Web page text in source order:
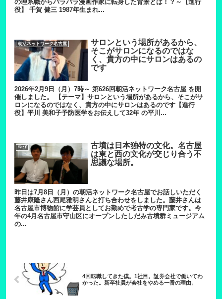
の理系職からパラパラ漫画作家に転身した背景とは！？～【進行
役】 千賀 健三 1987年生まれ...
朝活ネットワーク名古屋
サロンという場所があるから、
そこがサロンになるのではな
く、貴方の中にサロンはあるの
です
2026年2月9日（月）7時～ 第626回朝活ネットワーク名古屋 を開
催しました。 【テーマ】サロンという場所があるから、そこがサ
ロンになるのではなく、貴方の中にサロンはあるのです【進行
役】平川 美和子予防医学をお伝えして32年 の平川...
学び
古墳は日本独特の文化。名古屋
は東と西の文化が交じり合う不
思議な場所。
昨日は7月8日（月）の朝活ネットワーク名古屋でお話しいただく
藤井康隆さん西尾雅明さんと打ち合わせをしました。藤井さんは
名古屋市博物館に学芸員としてお勤めで考古学の専門家です。今
年の4月名古屋市守山区にオープンしたしだみ古墳群ミュージアム
の...
4回転職してきた僕。1社目。証券会社で働いてわ
かった。新卒社員が会社をやめる一番の理由。